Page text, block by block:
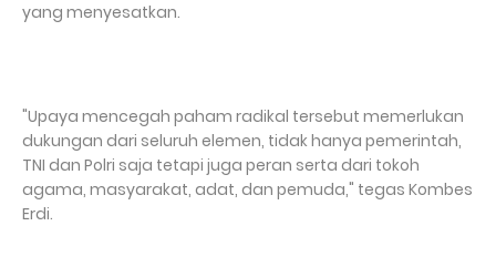
yang menyesatkan.
"Upaya mencegah paham radikal tersebut memerlukan
dukungan dari seluruh elemen, tidak hanya pemerintah,
TNI dan Polri saja tetapi juga peran serta dari tokoh
agama, masyarakat, adat, dan pemuda," tegas Kombes
Erdi.